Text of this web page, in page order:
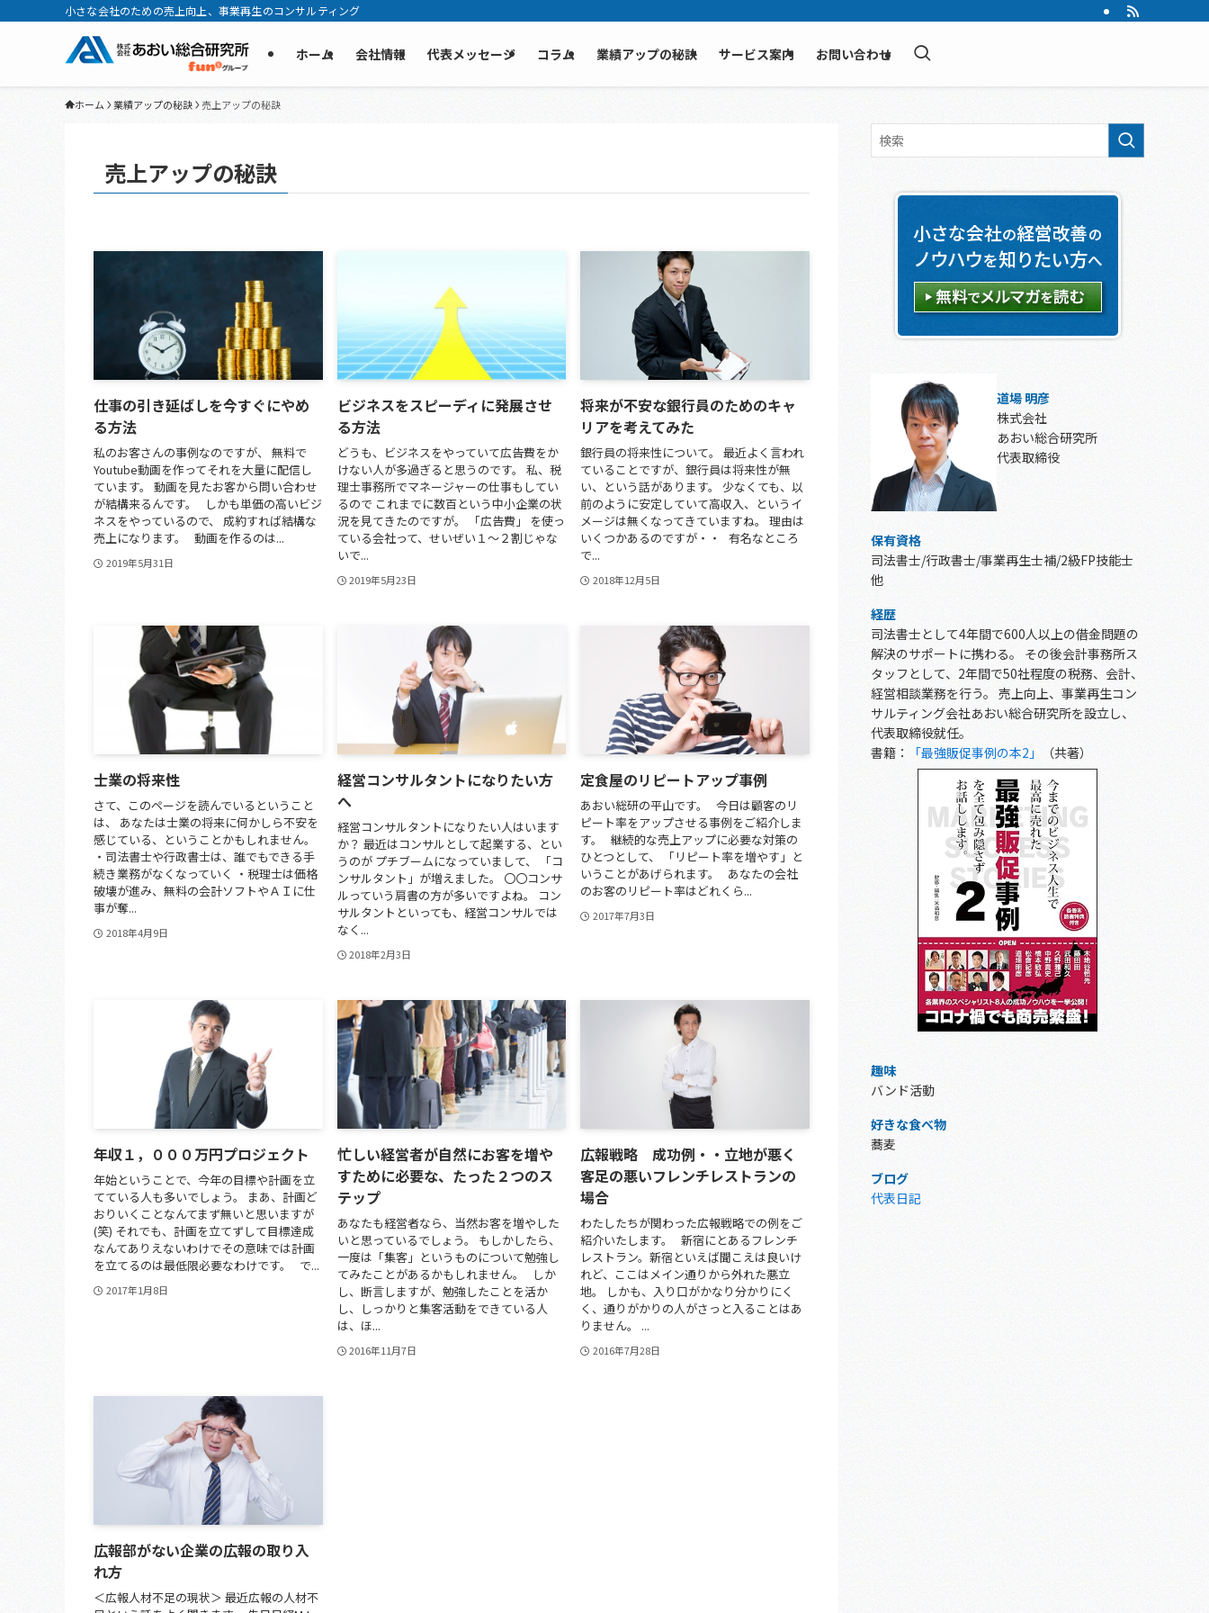
小さな会社のための売上向上、事業再生のコンサルティング
ホーム 会社情報 代表メッセージ コラム 業績アップの秘訣 サービス案内 お問い合わせ
ホーム 業績アップの秘訣 売上アップの秘訣
売上アップの秘訣
仕事の引き延ばしを今すぐにやめ
る方法
私のお客さんの事例なのですが、 無料で
Youtube動画を作ってそれを大量に配信し
ています。 動画を見たお客から問い合わせ
が結構来るんです。 しかも単価の高いビジ
ネスをやっているので、 成約すれば結構な
売上になります。 動画を作るのは...
2019年5月31日
ビジネスをスピーディに発展させ
る方法
どうも、ビジネスをやっていて広告費をか
けない人が多過ぎると思うのです。 私、税
理士事務所でマネージャーの仕事もしてい
るので これまでに数百という中小企業の状
況を見てきたのですが。 「広告費」 を使っ
ている会社って、せいぜい１～２割じゃな
いで...
2019年5月23日
将来が不安な銀行員のためのキャ
リアを考えてみた
銀行員の将来性について。 最近よく言われ
ていることですが、銀行員は将来性が無
い、という話があります。 少なくても、以
前のように安定していて高収入、というイ
メージは無くなってきていますね。 理由は
いくつかあるのですが・・ 有名なところ
で...
2018年12月5日
士業の将来性
さて、このページを読んでいるということ
は、 あなたは士業の将来に何かしら不安を
感じている、ということかもしれません。
・司法書士や行政書士は、誰でもできる手
続き業務がなくなっていく ・税理士は価格
破壊が進み、無料の会計ソフトやＡＩに仕
事が奪...
2018年4月9日
経営コンサルタントになりたい方
へ
経営コンサルタントになりたい人はいます
か？ 最近はコンサルとして起業する、とい
うのが プチブームになっていまして、 「コ
ンサルタント」が増えました。 〇〇コンサ
ルっていう肩書の方が多いですよね。 コン
サルタントといっても、経営コンサルでは
なく...
2018年2月3日
定食屋のリピートアップ事例
あおい総研の平山です。 今日は顧客のリ
ピート率をアップさせる事例をご紹介しま
す。 継続的な売上アップに必要な対策の
ひとつとして、 「リピート率を増やす」と
いうことがあげられます。 あなたの会社
のお客のリピート率はどれくら...
2017年7月3日
年収１，０００万円プロジェクト
年始ということで、今年の目標や計画を立
てている人も多いでしょう。 まあ、計画ど
おりいくことなんてまず無いと思いますが
(笑) それでも、計画を立てずして目標達成
なんてありえないわけでその意味では計画
を立てるのは最低限必要なわけです。 で...
2017年1月8日
忙しい経営者が自然にお客を増や
すために必要な、たった２つのス
テップ
あなたも経営者なら、当然お客を増やした
いと思っているでしょう。 もしかしたら、
一度は「集客」というものについて勉強し
てみたことがあるかもしれません。 しか
し、断言しますが、勉強したことを活か
し、しっかりと集客活動をできている人
は、ほ...
2016年11月7日
広報戦略 成功例・・立地が悪く
客足の悪いフレンチレストランの
場合
わたしたちが関わった広報戦略での例をご
紹介いたします。 新宿にとあるフレンチ
レストラン。新宿といえば聞こえは良いけ
れど、ここはメイン通りから外れた悪立
地。 しかも、入り口がかなり分かりにく
く、通りがかりの人がさっと入ることはあ
りません。 ...
2016年7月28日
広報部がない企業の広報の取り入
れ方
＜広報人材不足の現状＞ 最近広報の人材不
道場 明彦
株式会社
あおい総合研究所
代表取締役
保有資格
司法書士/行政書士/事業再生士補/2級FP技能士
他
経歴
司法書士として4年間で600人以上の借金問題の
解決のサポートに携わる。 その後会計事務所ス
タッフとして、2年間で50社程度の税務、会計、
経営相談業務を行う。 売上向上、事業再生コン
サルティング会社あおい総合研究所を設立し、
代表取締役就任。
書籍：
「最強販促事例の本2」 （共著）
趣味
バンド活動
好きな食べ物
蕎麦
ブログ
代表日記